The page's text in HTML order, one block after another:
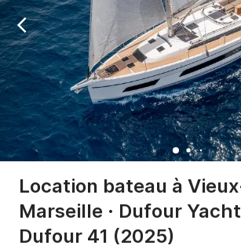
Location bateau à
Marseille · Dufour
Dufour 41 (2025)